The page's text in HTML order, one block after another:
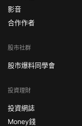
影音
合作作者
股市社群
股市爆料同學會
投資理財
投資網誌
Money錢